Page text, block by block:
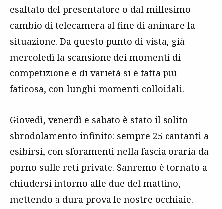
esaltato del presentatore o dal millesimo
cambio di telecamera al fine di animare la
situazione. Da questo punto di vista, già
mercoledì la scansione dei momenti di
competizione e di varietà si è fatta più
faticosa, con lunghi momenti colloidali.
Giovedì, venerdì e sabato è stato il solito
sbrodolamento infinito: sempre 25 cantanti a
esibirsi, con sforamenti nella fascia oraria da
porno sulle reti private. Sanremo è tornato a
chiudersi intorno alle due del mattino,
mettendo a dura prova le nostre occhiaie.